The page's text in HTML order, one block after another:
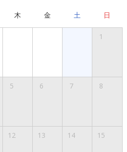
木 金 土 日
1
5 6 7 8
12 13 14 15